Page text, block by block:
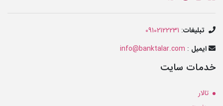
تبلیغات:
09102122231
ایمیل :
info@banktalar.com
خدمات سایت
تالار